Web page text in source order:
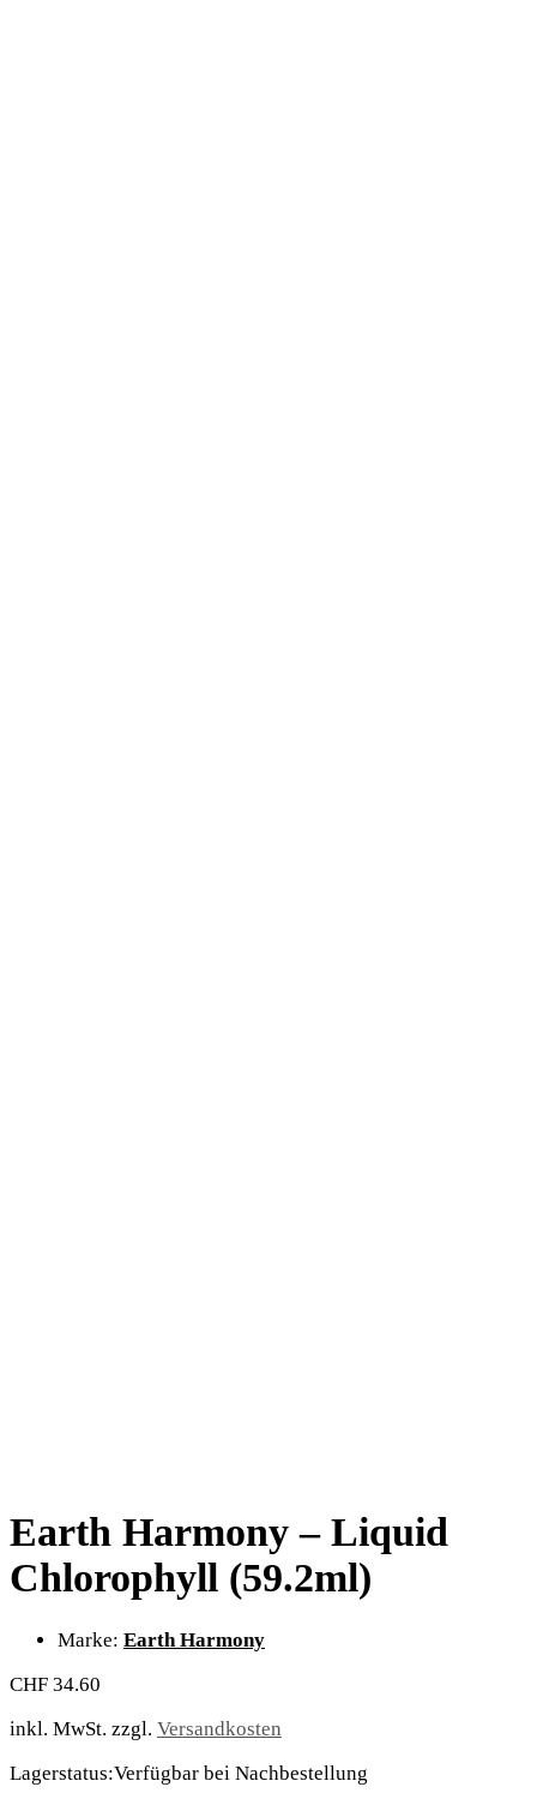
Earth Harmony – Liquid
Chlorophyll (59.2ml)
Marke: Earth Harmony
CHF 34.60
inkl. MwSt. zzgl. Versandkosten
Lagerstatus:Verfügbar bei Nachbestellung